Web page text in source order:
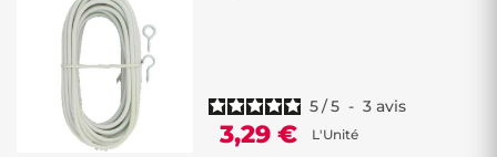
5/5 - 3 avis
3,29 € L'Unité